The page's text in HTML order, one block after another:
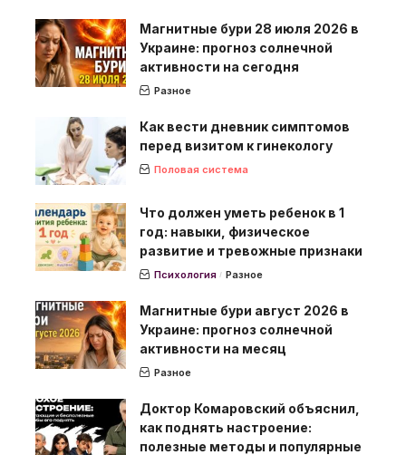
Магнитные бури 28 июля 2026 в
Украине: прогноз солнечной
активности на сегодня
Разное
Как вести дневник симптомов
перед визитом к гинекологу
Половая система
Что должен уметь ребенок в 1
год: навыки, физическое
развитие и тревожные признаки
Психология Разное
Магнитные бури август 2026 в
Украине: прогноз солнечной
активности на месяц
Разное
Доктор Комаровский объяснил,
как поднять настроение:
полезные методы и популярные